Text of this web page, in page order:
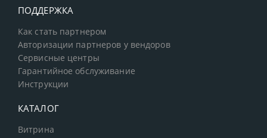
ПОДДЕРЖКА
Как стать партнером
Авторизации партнеров у вендоров
Сервисные центры
Гарантийное обслуживание
Инструкции
КАТАЛОГ
Витрина